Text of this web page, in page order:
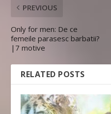
PREVIOUS
Only for men: De ce
femeile parasesc barbatii?
|7 motive
RELATED POSTS